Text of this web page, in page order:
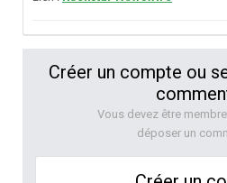
Créer un compte ou
Vous devez être
déposer un